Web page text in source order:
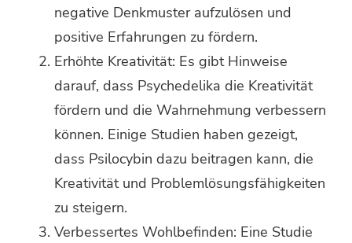
negative Denkmuster aufzulösen und
positive Erfahrungen zu fördern.
Erhöhte Kreativität: Es gibt Hinweise
darauf, dass Psychedelika die Kreativität
fördern und die Wahrnehmung verbessern
können. Einige Studien haben gezeigt,
dass Psilocybin dazu beitragen kann, die
Kreativität und Problemlösungsfähigkeiten
zu steigern.
Verbessertes Wohlbefinden: Eine Studie